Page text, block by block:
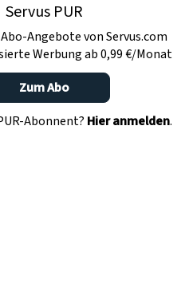
Servus PUR
Angebote von Servus.com
Werbung ab 0,99 €/Monat
Zum Abo
Abonnent? Hier anmelden.